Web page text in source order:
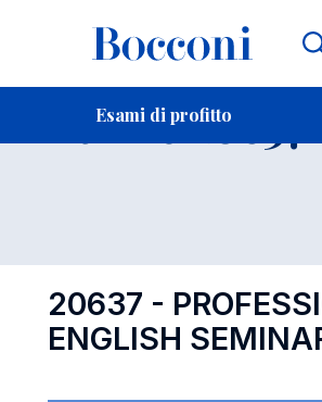
Esami di profitto
Esame 20637
20637 -
ENGLISH